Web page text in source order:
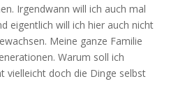
Irgendwann will ich auch mal
eigentlich will ich hier auch nicht
Meine ganze Familie
Warum soll ich
vielleicht doch die Dinge selbst